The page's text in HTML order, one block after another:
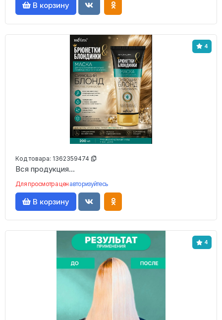
В корзину
4
Код товара: 1362359474
Вся продукция...
Для просмотра цен авторизуйтесь
В корзину
4